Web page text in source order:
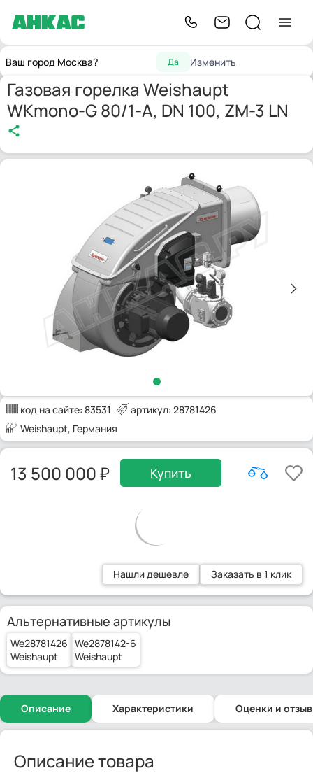
Ваш город Москва? Да Изменить
Главнаяотопления
80/1-A, DN 100, ZM-3 LN
Газовая горелка Weishaupt
WKmono-G 80/1-A, DN 100, ZM-3 LN
код на сайте: 83531
артикул: 28781426
Weishaupt, Германия
13 500 000 Купить
Нашли дешевле Заказать в 1 клик
Альтернативные артикулы
We28781426
Weishaupt
We2878142-6
Weishaupt
Описание Характеристики Оценки и
Описание товара